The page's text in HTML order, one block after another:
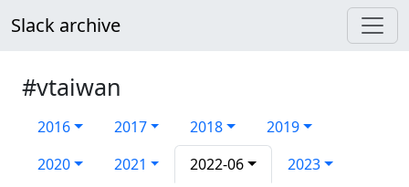
Slack archive
#vtaiwan
2016 2017 2018
2019
2020
2021 2022-06
2023